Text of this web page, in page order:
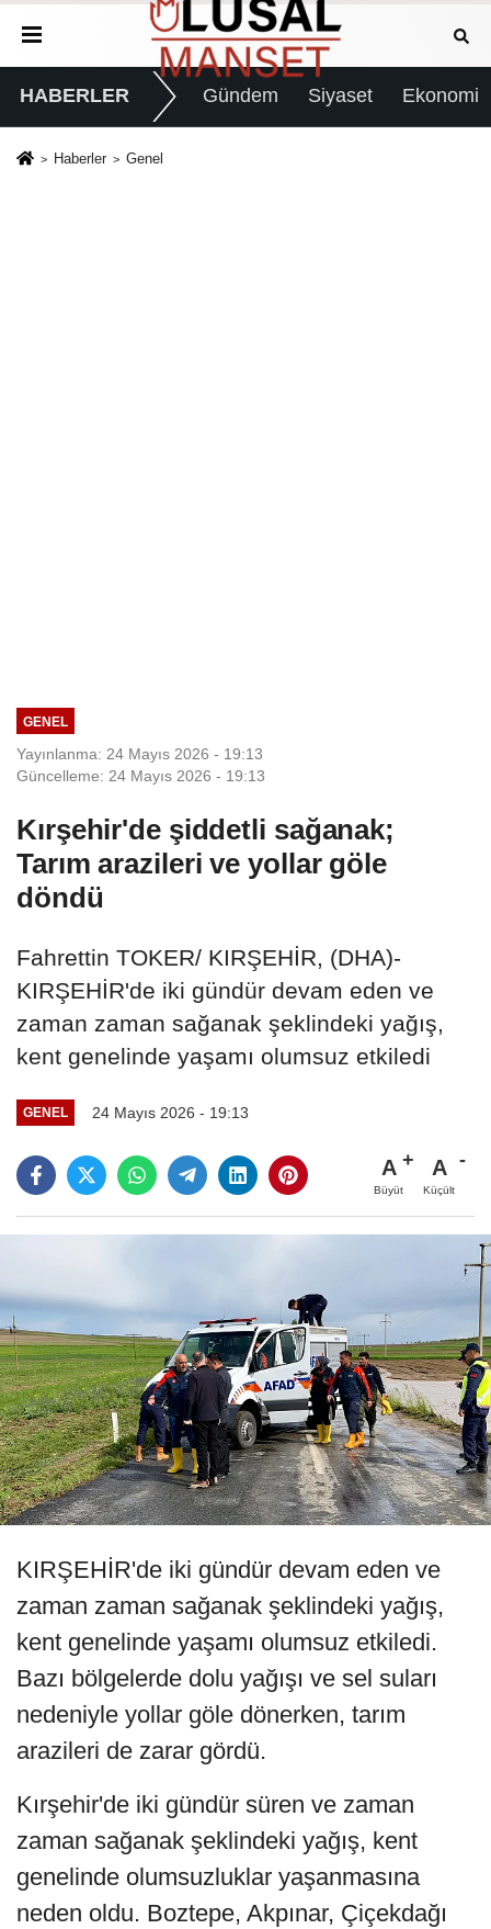
HABERLER Gündem Siyaset Ekonomi
Haberler Genel
GENEL
Yayınlanma: 24 Mayıs 2026 - 19:13
Güncelleme: 24 Mayıs 2026 - 19:13
Kırşehir'de şiddetli sağanak;
Tarım arazileri ve yollar göle
döndü
Fahrettin TOKER/ KIRŞEHİR, (DHA)-
KIRŞEHİR'de iki gündür devam eden ve
zaman zaman sağanak şeklindeki yağış,
kent genelinde yaşamı olumsuz etkiledi
GENEL 24 Mayıs 2026 - 19:13
A
Büyüt
A
Küçült
KIRŞEHİR'de iki gündür devam eden ve
zaman zaman sağanak şeklindeki yağış,
kent genelinde yaşamı olumsuz etkiledi.
Bazı bölgelerde dolu yağışı ve sel suları
nedeniyle yollar göle dönerken, tarım
arazileri de zarar gördü.
Kırşehir'de iki gündür süren ve zaman
zaman sağanak şeklindeki yağış, kent
genelinde olumsuzluklar yaşanmasına
neden oldu. Boztepe, Akpınar, Çiçekdağı